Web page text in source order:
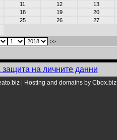
11 12 13
18 19 20
25 26 27
>>
защита на личните данни
Hosting and domains by Cbox.biz